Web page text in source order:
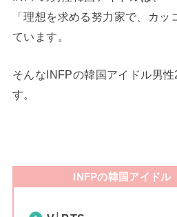
「理想を求める努力家で、カ
ています。
そんなINFPの韓国アイドル男
す。
INFPの韓国アイドル